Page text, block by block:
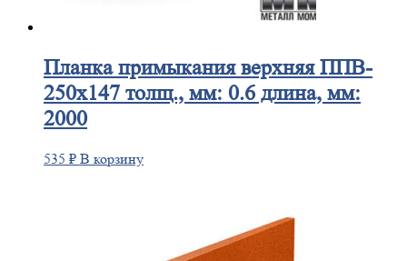
Планкапримыкания верхняя ППВ-
250х147 толщ., мм: 0.6 длина, мм:
2000
535 ₽ В корзину